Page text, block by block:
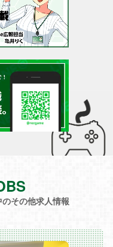
その他求人情報